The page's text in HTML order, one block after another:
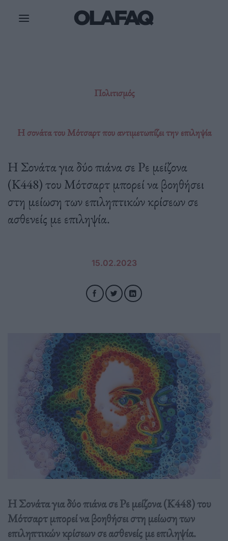
Πολιτισμός
Η σονάτα του Μότσαρτ που αντιμετωπίζει την επιληψία
Η Σονάτα για δύο πιάνα σε Ρε μείζονα
(K448) του Μότσαρτ μπορεί να βοηθήσει
στη μείωση των επιληπτικών κρίσεων σε
ασθενείς με επιληψία.
15.02.2023
Η Σονάτα για δύο πιάνα σε Ρε μείζονα (K448) του
Μότσαρτ μπορεί να βοηθήσει στη μείωση των
επιληπτικών κρίσεων σε ασθενείς με επιληψία.